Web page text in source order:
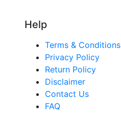
Help
Terms & Conditions
Privacy Policy
Return Policy
Disclaimer
Contact Us
FAQ